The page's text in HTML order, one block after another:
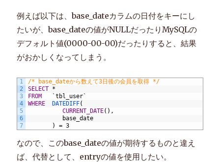
例えば以下は、base_dateカラムの日付をキーにし
たいが、base_dateの値がNULLだったりMySQLの
デフォルト値(0000-00-00)だったりすると、結果
がおかしくなってしまう。
1
2
3
4
5
6
7
/* base_dateから数えて3日後の会員を取得 */
SELECT *
FROM
`tbl_user`
WHERE
DATEDIFF(
CURRENT_DATE(),
base_date
)
= 3
なので、このbase_dateの値が期待するものと違え
ば、代替として、entryの値を使用したい。